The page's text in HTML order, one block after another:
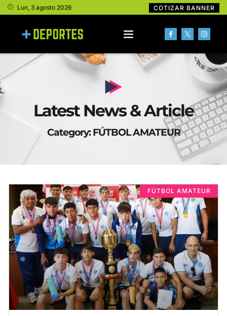
Lun, 3 agosto 2026 COTIZAR BANNER
Latest News & Article
Category: FÚTBOL AMATEUR
FÚTBOL AMATEUR